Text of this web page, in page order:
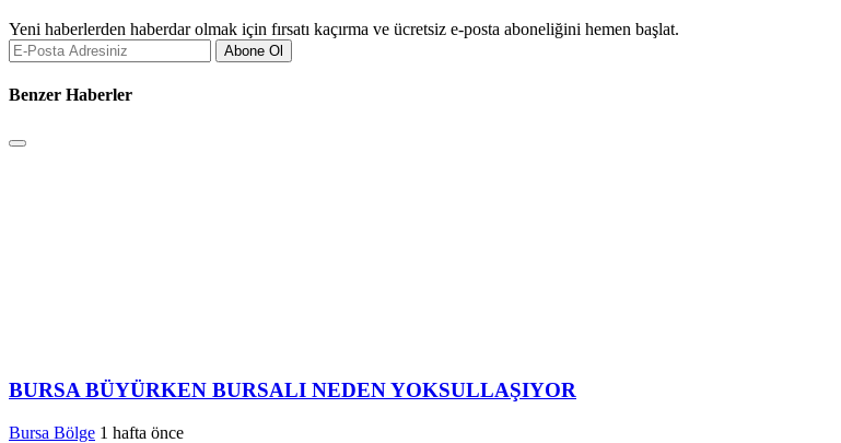
Yeni haberlerden haberdar olmak için fırsatı kaçırma ve ücretsiz e-posta aboneliğini hemen başlat.
Abone Ol
Benzer Haberler
BURSA BÜYÜRKEN BURSALI NEDEN YOKSULLAŞIYOR
Bursa Bölge 1 hafta önce